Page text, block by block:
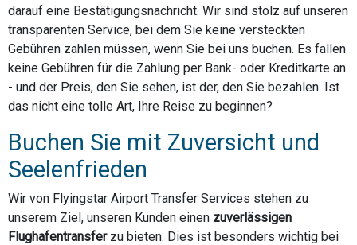
darauf eine Bestätigungsnachricht. Wir sind stolz auf unseren
transparenten Service, bei dem Sie keine versteckten
Gebühren zahlen müssen, wenn Sie bei uns buchen. Es fallen
keine Gebühren für die Zahlung per Bank- oder Kreditkarte an
- und der Preis, den Sie sehen, ist der, den Sie bezahlen. Ist
das nicht eine tolle Art, Ihre Reise zu beginnen?
Buchen Sie mit Zuversicht und
Seelenfrieden
Wir von Flyingstar Airport Transfer Services stehen zu
unserem Ziel, unseren Kunden einen zuverlässigen
Flughafentransferzu bieten. Dies ist besonders wichtig bei